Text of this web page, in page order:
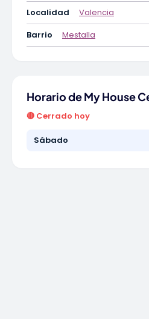
Localidad
Valencia
Barrio
Mestalla
Horario de My House
🔴 Cerrado hoy
Sábado